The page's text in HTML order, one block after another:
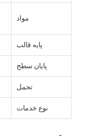
صفحه اصلی
فیلم های
درباره ما
مواد
پایه قالب
پایان سطح
تحمل
نوع خدمات